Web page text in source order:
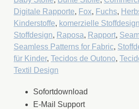
Digitale Rapporte, Fox, Fuchs,
Kinderstoffe, komerzielle
Stoffdesign, Raposa, Rapport,
Seamless Patterns for Fabric,
für Kinder, Tecidos de Outono,
Textil Design
Sofortdownload
E-Mail Support